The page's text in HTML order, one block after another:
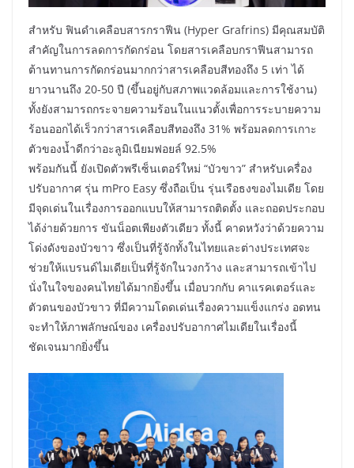
สำหรับ ฟินดำเคลือบสารกราฟีน (Hyper Grafrins) มีคุณสมบัติ
สำคัญในการลดการกัดกร่อน โดยสารเคลือบกราฟีนสามารถ
ต้านทานการกัดกร่อนมากกว่าสารเคลือบสีทองถึง 5 เท่า ได้
ยาวนานถึง 20-50 ปี (ขึ้นอยู่กับสภาพแวดล้อมและการใช้งาน)
ทั้งยังสามารถกระจายความร้อนในแนวตั้งเพื่อการระบายความ
ร้อนออกได้เร็วกว่าสารเคลือบสีทองถึง 31% พร้อมลดการเกาะ
ตัวของน้ำดีกว่าอะลูมิเนียมฟอยล์ 92.5%
พร้อมกันนี้ ยังเปิดตัวพรีเซ็นเตอร์ใหม่ “บัวขาว” สำหรับเครื่อง
ปรับอากาศ รุ่น mPro Easy ซึ่งถือเป็น รุ่นเรือธงของไมเดีย โดย
มีจุดเด่นในเรื่องการออกแบบให้สามารถติดตั้ง และถอดประกอบ
ได้ง่ายด้วยการ ขันน็อตเพียงตัวเดียว ทั้งนี้ คาดหวังว่าด้วยความ
โด่งดังของบัวขาว ซึ่งเป็นที่รู้จักทั้งในไทยและต่างประเทศจะ
ช่วยให้แบรนด์ไมเดียเป็นที่รู้จักในวงกว้าง และสามารถเข้าไป
นั่งในใจของคนไทยได้มากยิ่งขึ้น เมื่อบวกกับ คาแรคเตอร์และ
ตัวตนของบัวขาว ที่มีความโดดเด่นเรื่องความแข็งแกร่ง อดทน
จะทำให้ภาพลักษณ์ของ เครื่องปรับอากาศไมเดียในเรื่องนี้
ชัดเจนมากยิ่งขึ้น